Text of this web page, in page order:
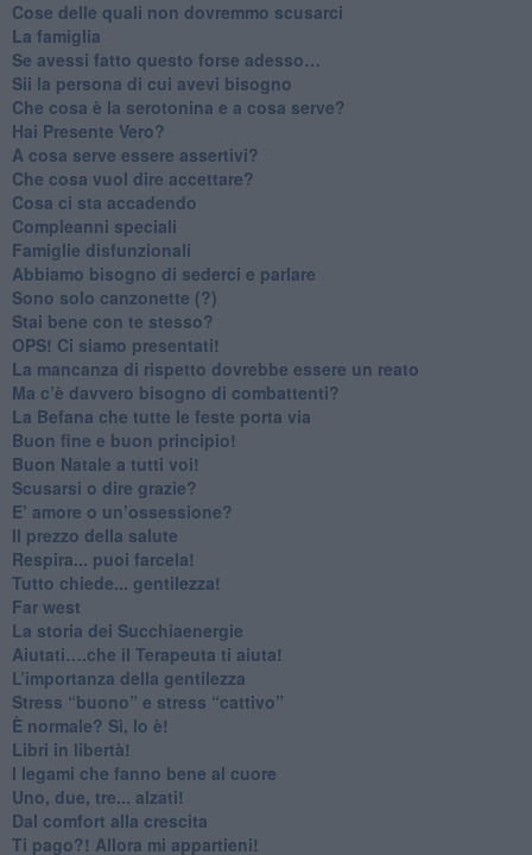
​Cose delle quali non dovremmo scusarci
​La famiglia
​Se avessi fatto questo forse adesso…
​Sii la persona di cui avevi bisogno
Che cosa è la serotonina e a cosa serve?
​Hai Presente Vero?
A cosa serve essere assertivi?
​Che cosa vuol dire accettare?
​Cosa ci sta accadendo
​Compleanni speciali
​Famiglie disfunzionali
​Abbiamo bisogno di sederci e parlare
Sono solo canzonette (?)
​Stai bene con te stesso?
​OPS! Ci siamo presentati!
​La mancanza di rispetto dovrebbe essere un reato
​Ma c’è davvero bisogno di combattenti?
​La Befana che tutte le feste porta via
Buon fine e buon principio!
​Buon Natale a tutti voi!
​Scusarsi o dire grazie?
​E’ amore o un’ossessione?
​Il prezzo della salute
​Respira... puoi farcela!
​Tutto chiede... gentilezza!
​Far west
​La storia dei Succhiaenergie
​Aiutati….che il Terapeuta ti aiuta!
​L’importanza della gentilezza
​Stress “buono” e stress “cattivo”
​È normale? Sì, lo è!
​Libri in libertà!
​I legami che fanno bene al cuore
Uno, due, tre... alzati!​
​Dal comfort alla crescita
​Ti pago?! Allora mi appartieni!​